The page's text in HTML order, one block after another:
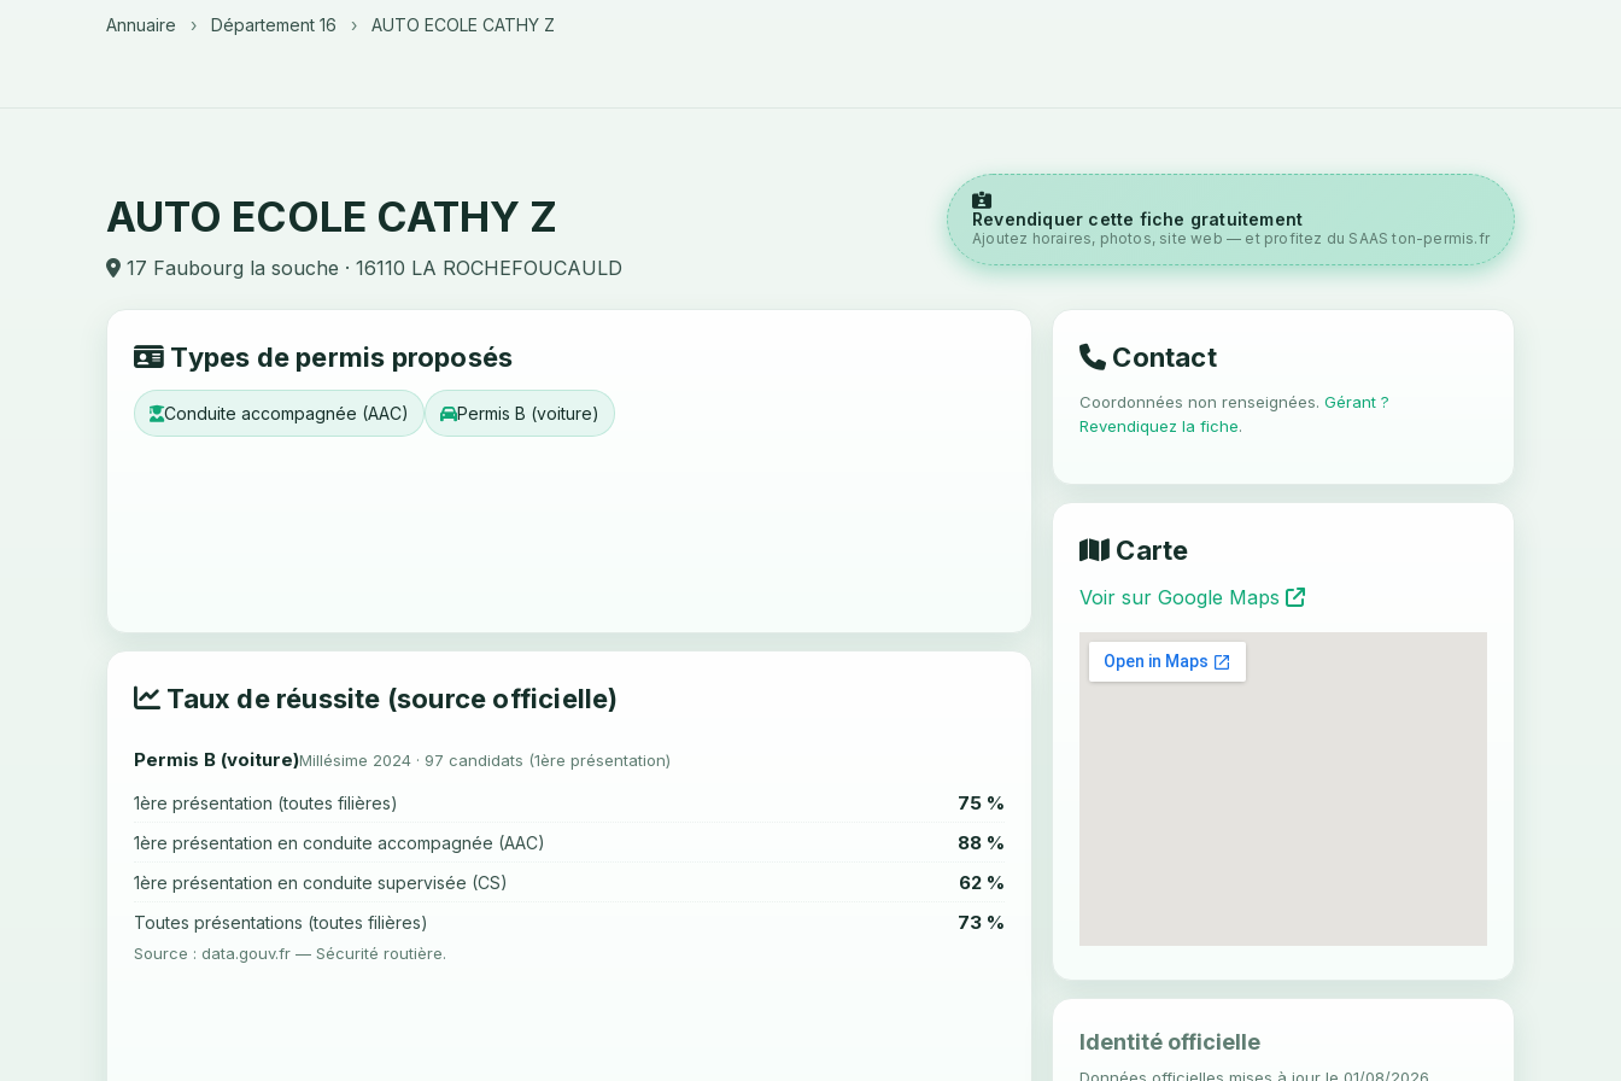
Annuaire › Département 16 › AUTO ECOLE CATHY Z
AUTO ECOLE CATHY Z
17 Faubourg la souche · 16110 LA ROCHEFOUCAULD
Revendiquer cette fiche gratuitement
Ajoutez horaires, photos, site web — et profitez du SAAS ton-permis.fr
Types de permis proposés
Conduite accompagnée (AAC) Permis B (voiture)
Taux de réussite (source officielle)
Permis B (voiture)Millésime 2024 · 97 candidats (1ère présentation)
1ère présentation (toutes filières) 75 %
1ère présentation en conduite accompagnée (AAC) 88 %
1ère présentation en conduite supervisée (CS) 62 %
Toutes présentations (toutes filières) 73 %
Source : data.gouv.fr — Sécurité routière.
Contact
Coordonnées non renseignées. Gérant ?
Revendiquez la fiche.
Carte
Voir sur Google Maps
Identité officielle